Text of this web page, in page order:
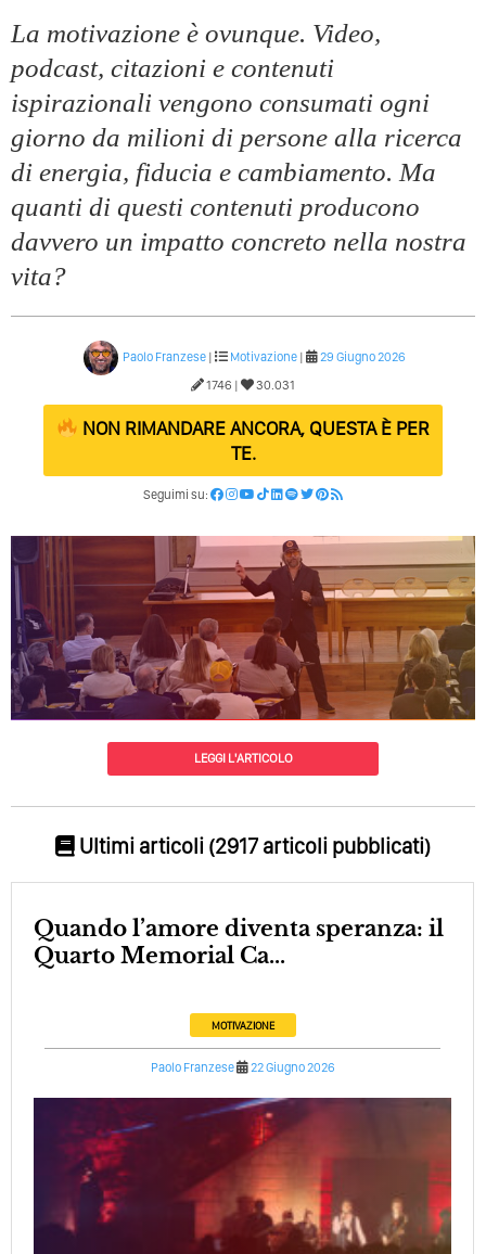
La motivazione è ovunque. Video,
podcast, citazioni e contenuti
ispirazionali vengono consumati ogni
giorno da milioni di persone alla ricerca
di energia, fiducia e cambiamento. Ma
quanti di questi contenuti producono
davvero un impatto concreto nella nostra
vita?
Paolo Franzese| Motivazione|
29 Giugno 2026
1746 |
30.031
NON RIMANDARE ANCORA, QUESTA È PER
TE.
Seguimi su:
LEGGI L'ARTICOLO
Ultimi articoli (2917 articoli pubblicati)
Quando l’amore diventa speranza: il
Quarto Memorial Ca...
MOTIVAZIONE
Paolo Franzese 22 Giugno 2026